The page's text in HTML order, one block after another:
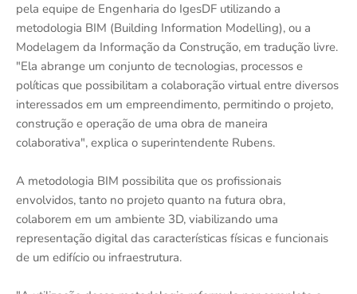
pela equipe de Engenharia do IgesDF utilizando a
metodologia BIM (Building Information Modelling), ou a
Modelagem da Informação da Construção, em tradução livre.
"Ela abrange um conjunto de tecnologias, processos e
políticas que possibilitam a colaboração virtual entre diversos
interessados em um empreendimento, permitindo o projeto,
construção e operação de uma obra de maneira
colaborativa", explica o superintendente Rubens.
A metodologia BIM possibilita que os profissionais
envolvidos, tanto no projeto quanto na futura obra,
colaborem em um ambiente 3D, viabilizando uma
representação digital das características físicas e funcionais
de um edifício ou infraestrutura.